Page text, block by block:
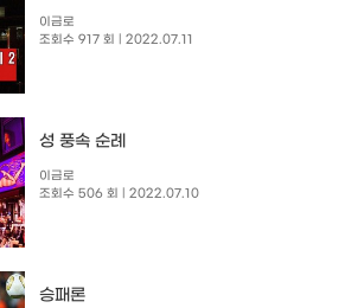
이금로
조회수 917 회
| 2022.07.11
성 풍속 순례
이금로
조회수 506 회
| 2022.07.10
승패론